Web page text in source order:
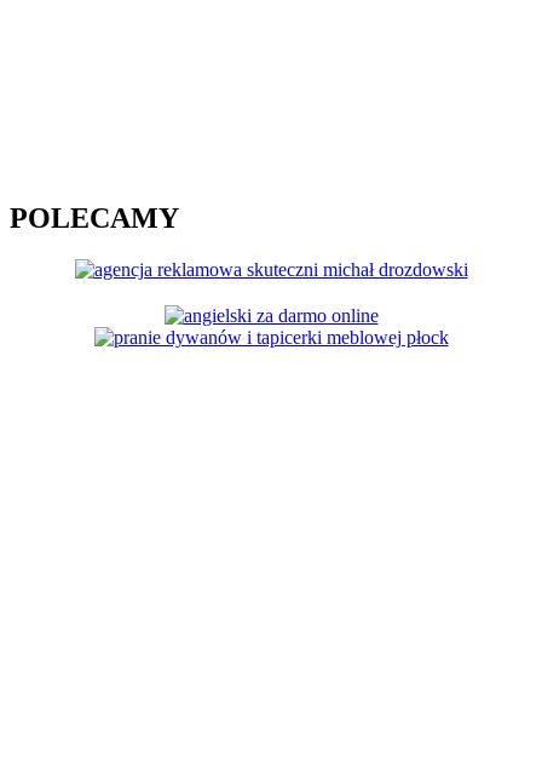
POLECAMY